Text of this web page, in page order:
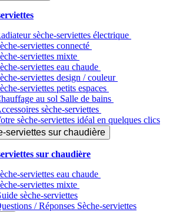
sèche-serviettes électrique
serviettes connecté
serviettes mixte
serviettes eau chaude
serviettes design / couleur
serviettes petits espaces
au sol Salle de bains
sèche-serviettes
sèche-serviettes idéal en quelques clics
serviettes sur chaudière
sur chaudière
serviettes eau chaude
serviettes mixte
sèche-serviettes
/ Réponses Sèche-serviettes